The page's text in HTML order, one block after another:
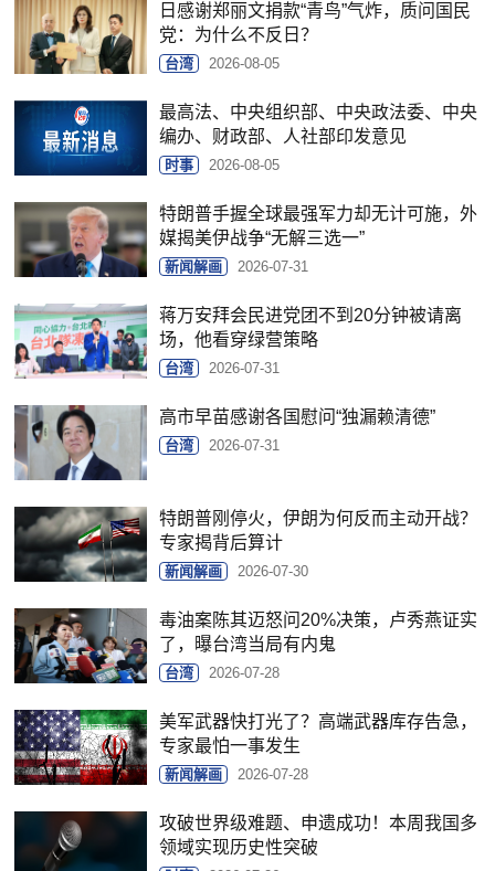
日感谢郑丽文捐款“青鸟”气炸，质问国民
党：为什么不反日？
台湾 2026-08-05
最高法、中央组织部、中央政法委、中央
编办、财政部、人社部印发意见
时事 2026-08-05
特朗普手握全球最强军力却无计可施，外
媒揭美伊战争“无解三选一”
新闻解画 2026-07-31
蒋万安拜会民进党团不到20分钟被请离
场，他看穿绿营策略
台湾 2026-07-31
高市早苗感谢各国慰问“独漏赖清德”
台湾 2026-07-31
特朗普刚停火，伊朗为何反而主动开战？
专家揭背后算计
新闻解画 2026-07-30
毒油案陈其迈怒问20%决策，卢秀燕证实
了，曝台湾当局有内鬼
台湾 2026-07-28
美军武器快打光了？高端武器库存告急，
专家最怕一事发生
新闻解画 2026-07-28
攻破世界级难题、申遗成功！本周我国多
领域实现历史性突破